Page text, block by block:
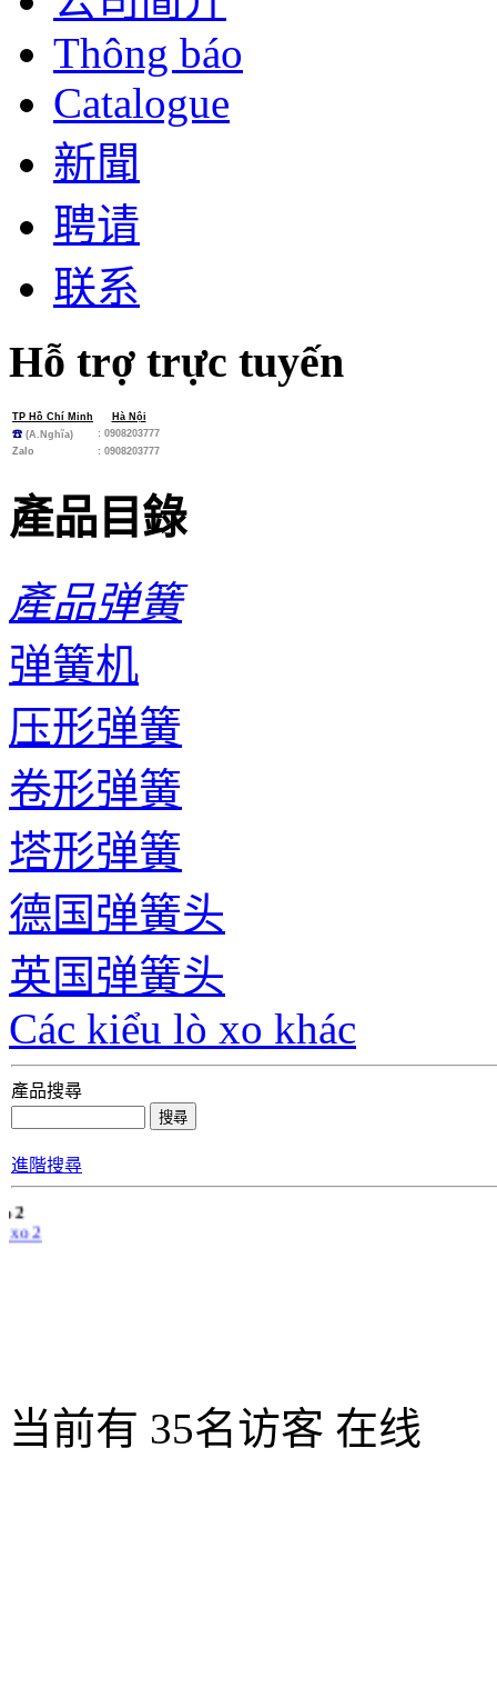
Thông báo
Catalogue
新聞
聘请
联系
Hỗ trợ trực tuyến
TP Hồ Chí Minh
Hà Nội
☎ (A.Nghĩa)
: 0908203777
Zalo
: 0908203777
產品目錄
產品弹簧
弹簧机
压形弹簧
卷形弹簧
塔形弹簧
德国弹簧头
英国弹簧头
Các kiểu lò xo khác
產品搜尋
進階搜尋
2
当前有 35名访客 在线